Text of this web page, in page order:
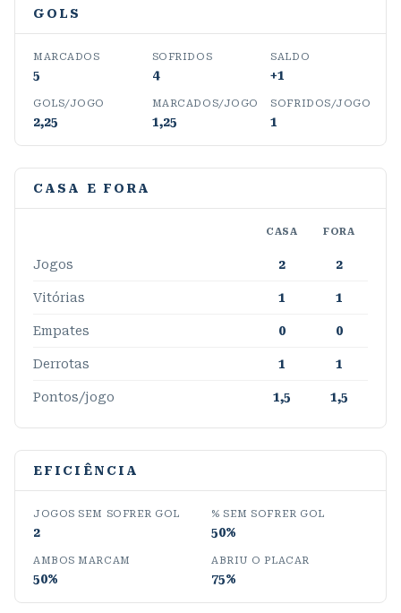
GOLS
MARCADOS
5
SOFRIDOS
4
SALDO
+1
GOLS/JOGO
2,25
MARCADOS/JOGO
1,25
SOFRIDOS/JOGO
1
CASA E FORA
CASA FORA
Jogos 2 2
Vitórias 1 1
Empates 0 0
Derrotas 1 1
Pontos/jogo 1,5 1,5
EFICIÊNCIA
JOGOS SEM SOFRER GOL
2
% SEM SOFRER GOL
50%
AMBOS MARCAM
50%
ABRIU O PLACAR
75%